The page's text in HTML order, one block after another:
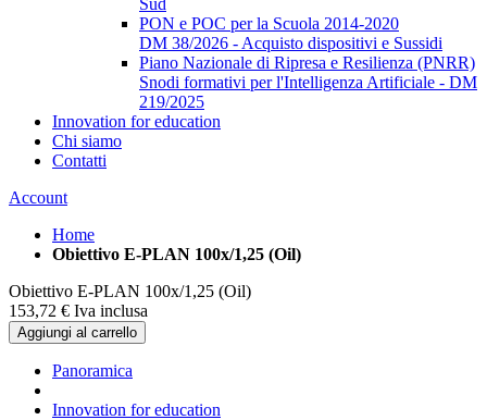
PON e POC per la Scuola 2014-2020
DM 38/2026 - Acquisto dispositivi e Sussidi
Piano Nazionale di Ripresa e Resilienza (PNRR)
Snodi formativi per l'Intelligenza Artificiale - DM
219/2025
Innovation for education
Chi siamo
Contatti
Account
Home
Obiettivo E-PLAN 100x/1,25 (Oil)
Obiettivo E-PLAN 100x/1,25 (Oil)
153,72 € Iva inclusa
Aggiungi al carrello
Panoramica
Innovation for education